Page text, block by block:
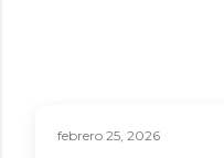
febrero 25, 2026